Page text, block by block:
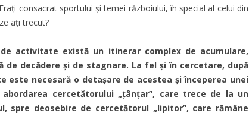
consacrat sportului și temei războiului, în special al celui din
ați trecut?
activitate există un itinerar complex de acumulare,
de decădere și de stagnare. La fel și în cercetare, după
este necesară o detașare de acestea și începerea unei
cercetătorului „țânțar”, care trece de la un
spre deosebire de cercetătorul „lipitor”, care rămâne